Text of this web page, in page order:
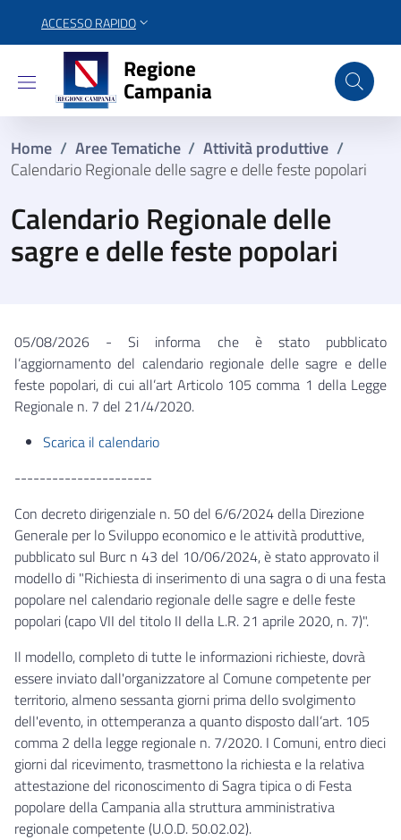
ACCESSO RAPIDO
Regione Campania
Regione
Campania
Home / Aree Tematiche / Attività produttive /
Calendario Regionale delle sagre e delle feste popolari
Calendario Regionale delle
sagre e delle feste popolari
05/08/2026 - Si informa che è stato pubblicato
l’aggiornamento del calendario regionale delle sagre e delle
feste popolari, di cui all’art Articolo 105 comma 1 della Legge
Regionale n. 7 del 21/4/2020.
Scarica il calendario
----------------------
Con decreto dirigenziale n. 50 del 6/6/2024 della Direzione
Generale per lo Sviluppo economico e le attività produttive,
pubblicato sul Burc n 43 del 10/06/2024, è stato approvato il
modello di "Richiesta di inserimento di una sagra o di una festa
popolare nel calendario regionale delle sagre e delle feste
popolari (capo VII del titolo II della L.R. 21 aprile 2020, n. 7)".
Il modello, completo di tutte le informazioni richieste, dovrà
essere inviato dall'organizzatore al Comune competente per
territorio, almeno sessanta giorni prima dello svolgimento
dell'evento, in ottemperanza a quanto disposto dall’art. 105
comma 2 della legge regionale n. 7/2020. I Comuni, entro dieci
giorni dal ricevimento, trasmettono la richiesta e la relativa
attestazione del riconoscimento di Sagra tipica o di Festa
popolare della Campania alla struttura amministrativa
regionale competente (U.O.D. 50.02.02).